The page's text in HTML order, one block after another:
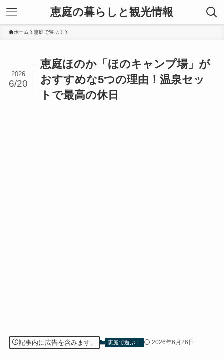
恵庭の暮らしと観光情報
ホーム 恵庭で遊ぶ！
恵庭ほのか「ほのキャンプ場」が
おすすめな5つの理由！温泉セッ
トで最高の休日
2026
6/20
記事内に広告を含みます。 恵庭で遊ぶ！ 2026年6月26日